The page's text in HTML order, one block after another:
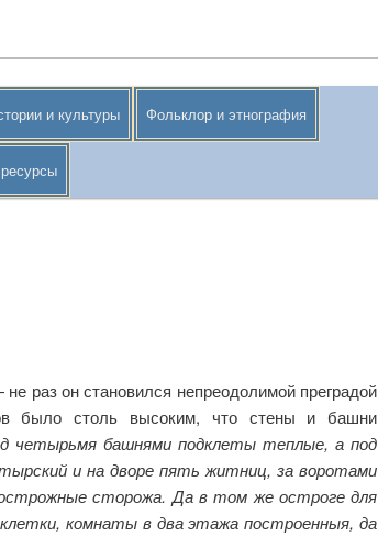
и культуры Фольклор и этнография
раз он становился непреодолимой преградой
было столь высоким, что стены и башни
четырьмя башнями подклеты теплые, а под
и на дворе пять житниц, за воротами
сторожа. Да в том же остроге для
комнаты в два этажа построенныя, да